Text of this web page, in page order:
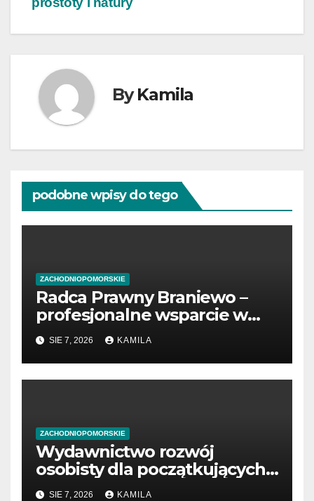
ByKamila
podobne wpisy do tego
ZACHODNIOPOMORSKIE
Radca Prawny Braniewo –
profesjonalne wsparcie w
sprawach prawnych
SIE 7, 2026 KAMILA
ZACHODNIOPOMORSKIE
Wydawnictwo rozwój
osobisty dla początkujących
przedsiębiorców
SIE 7, 2026 KAMILA